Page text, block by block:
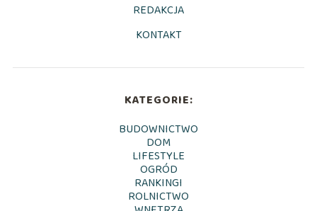
REDAKCJA
KONTAKT
KATEGORIE:
BUDOWNICTWO
DOM
LIFESTYLE
OGRÓD
RANKINGI
ROLNICTWO